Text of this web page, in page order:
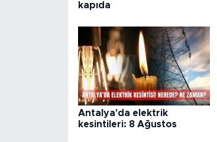
kapıda
Antalya'da elektrik
kesintileri: 8 Ağustos